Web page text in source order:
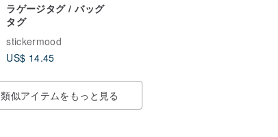
ラゲージタグ / バッグ
タグ
stickermood
US$ 14.45
類似アイテムをもっと見る